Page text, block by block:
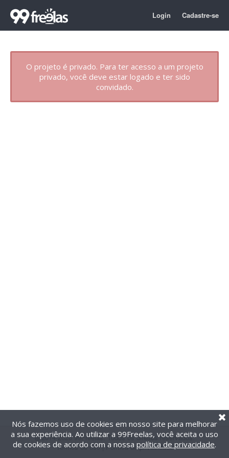
Login Cadastre-se
O projeto é privado. Para ter acesso a um projeto
privado, você deve estar logado e ter sido
convidado.
@2014-2026 99Freelas. Todos os direitos reservados.
Termos de uso| Política de privacidade
Nós fazemos uso de cookies em nosso site para melhorar
a sua experiência. Ao utilizar a 99Freelas, você aceita o uso
de cookies de acordo com a nossa política de privacidade.